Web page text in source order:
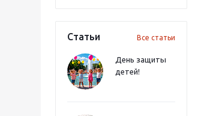
Статьи Все статьи
День защиты
детей!